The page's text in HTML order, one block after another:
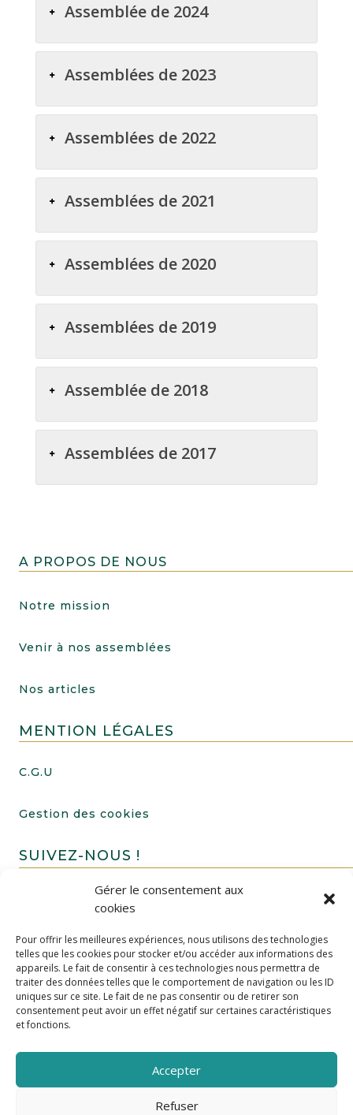
Gérer le consentement aux
cookies
Pour offrir les meilleures expériences, nous utilisons des technologies
telles que les cookies pour stocker et/ou accéder aux informations des
appareils. Le fait de consentir à ces technologies nous permettra de
traiter des données telles que le comportement de navigation ou les ID
uniques sur ce site. Le fait de ne pas consentir ou de retirer son
consentement peut avoir un effet négatif sur certaines caractéristiques
et fonctions.
Accepter
Refuser
Assemblée de 2024
Assemblées de 2023
Assemblées de 2022
Assemblées de 2021
Assemblées de 2020
Assemblées de 2019
Assemblée de 2018
Assemblées de 2017
A PROPOS DE NOUS
Notre mission
Venir à nos assemblées
Nos articles
MENTION LÉGALES
C.G.U
Gestion des cookies
SUIVEZ-NOUS !
FAIRE UN DON